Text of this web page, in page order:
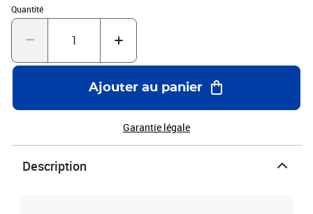
chaises donne une beauté supplémentaire à cet ensemble de
salon.Matériau : bois dur de teck finement poncé avec finition à
base d’eauBanc:Dimensions : 151 x 62 x 86 cm (l x P x H)Largeur
partir du sol : 44,5 cmChaise:Dimensions : 68 x 52 x 86 cm (l x P x
H)Largeur du siège : 60 cmProfondeur de siège : 49 cmHauteur du
siège à partir du sol : 44,5 cmTable:Dimensions : 90 x 50 x 45 cm (l
x P x H)L'assemblage est requisLa livraison contient :1 x banc2 x
Quantité
Quantité : 1
Ajouter au panier
Garantie légale
Description